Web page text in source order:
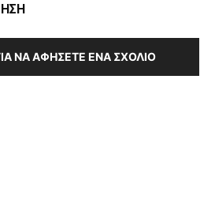
ΝΑ ΑΦΉΣΕΤΕ ΈΝΑ ΣΧΌΛΙΟ